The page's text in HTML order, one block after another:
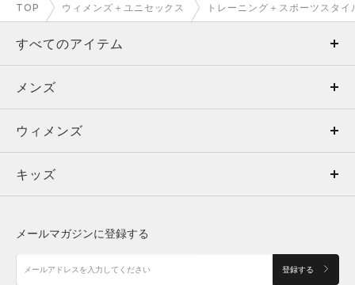
TOP ウィメンズ＋ユニセックス トレーニング＋スポーツスタイ
すべてのアイテム
メンズ
ウィメンズ
キッズ
アクセサリー
メンズ
トップス
ボトムス
アクセサリー
ウィメンズ
トップス
シューズ
キッズ
メールマガジンに登録する
登録する